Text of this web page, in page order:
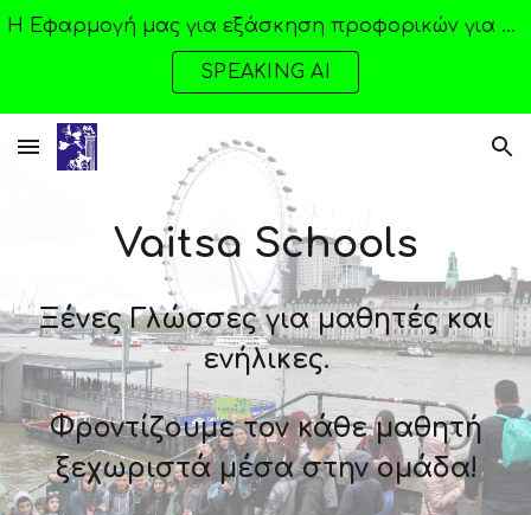
Skip to main content Skip to navigation
H Εφαρμογή μας για εξάσκηση προφορικών για ολες τις γλώσσες με AI
SPEAKING AI
Vaitsa Schools
Ξένες Γλώσσες για μαθητές και
ενήλικες.
Φροντίζουμε τον κάθε μαθητή
ξεχωριστά μέσα στην ομάδα!